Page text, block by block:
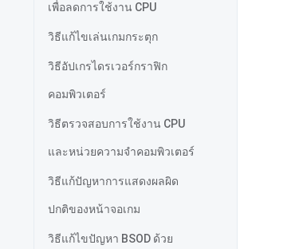
เพื่อลดการใช้งาน CPU
วิธีแก้ไขเล่นเกมกระตุก
วิธีอัปเกรไดรเวอร์กราฟิก
คอมพิวเตอร์
วิธีตรวจสอบการใช้งาน CPU
และหน่วยความจำคอมพิวเตอร์
วิธีแก้ปัญหาการแสดงผลผิด
ปกติของหน้าจอเกม
วิธีแก้ไขปัญหา BSOD ด้วย